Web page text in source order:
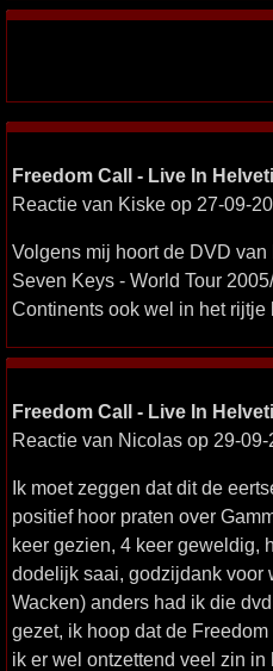
Freedom Call - Live In
Reactie van Kiske op 27-09-
Volgens mij hoort de DVD
Seven Keys - World Tour
Continents ook wel in het rijtje
Freedom Call - Live In
Reactie van Nicolas op 29-09-
Ik moet zeggen dat dit de
positief hoor praten over
keer gezien, 4 keer geweldig,
dodelijk saai, godzijdank voor
Wacken) anders had ik die
gezet, ik hoop dat de
ik er wel ontzettend veel zin in